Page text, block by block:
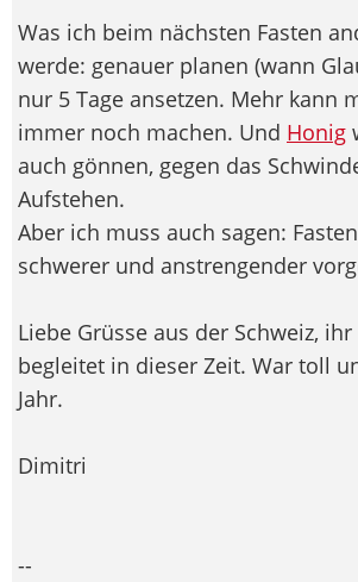
Was ich beim nächsten Fasten
werde: genauer planen (wann
nur 5 Tage ansetzen. Mehr kann
immer noch machen. Und Honig
auch gönnen, gegen das
Aufstehen.
Aber ich muss auch sagen:
schwerer und anstrengender
Liebe Grüsse aus der Schweiz,
begleitet in dieser Zeit. War toll
Jahr.
Dimitri
--